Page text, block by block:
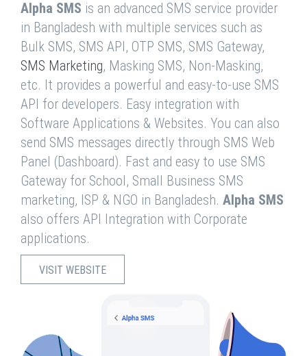
Alpha SMS is an advanced SMS service provider
in Bangladesh with multiple services such as
Bulk SMS, SMS API, OTP SMS, SMS Gateway,
SMS Marketing, Masking SMS, Non-Masking,
etc. It provides a powerful and easy-to-use SMS
API for developers. Easy integration with
Software Applications & Websites. You can also
send SMS messages directly through SMS Web
Panel (Dashboard). Fast and easy to use SMS
Gateway for School, Small Business SMS
marketing, ISP & NGO in Bangladesh. Alpha SMS
also offers API Integration with Corporate
applications.
VISIT WEBSITE